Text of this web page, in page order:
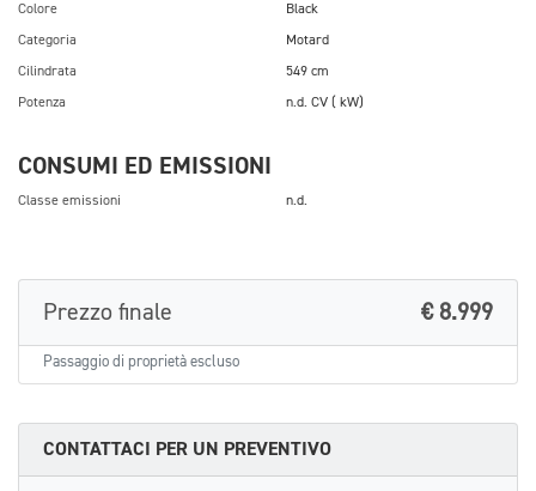
Colore Black
Categoria Motard
Cilindrata 549 cm
Potenza n.d. CV ( kW)
CONSUMI ED EMISSIONI
Classe emissioni n.d.
Prezzo finale € 8.999
Passaggio di proprietà escluso
CONTATTACI PER UN PREVENTIVO